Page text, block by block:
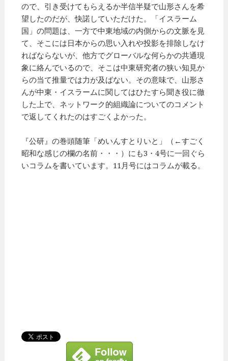
ので、引き受けてもらえるか半信半疑で山形さんを希
望したのだが、快諾していただけた。「イスラーム
国」の問題は、一方で中東地域の内側からの文脈を見
て、そこには日本からの思い入れや投影を排除しなけ
ればならないが、他方でグローバルな何らかの共通現
象に絡んでいるので、そこは中東研究者の狭い知見か
らの当て推量では力が及ばない。その意味で、山形さ
んが中東・イスラームに関してはひたすら聞き役に徹
した上で、ネットワーク的組織論についてのコメント
で返してくれたのはすごくよかった。
『公研』の巻頭随筆「めいんすとりいと」（←すごく
昭和な感じの欄の名前・・・）にも3・4号に一回ぐら
いコラムを書いています。11月号にはコラムが載る。